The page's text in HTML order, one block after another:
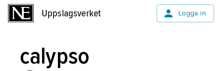
Uppslagsverket Logga in
calypso